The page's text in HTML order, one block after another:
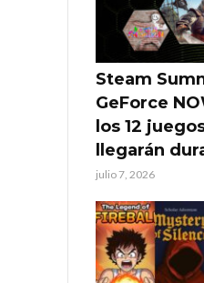
Steam
GeForce
los 12
llegarán
julio 7, 2026